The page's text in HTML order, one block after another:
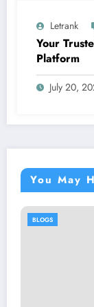
Letrank
Your
Platform
July 20,
You May